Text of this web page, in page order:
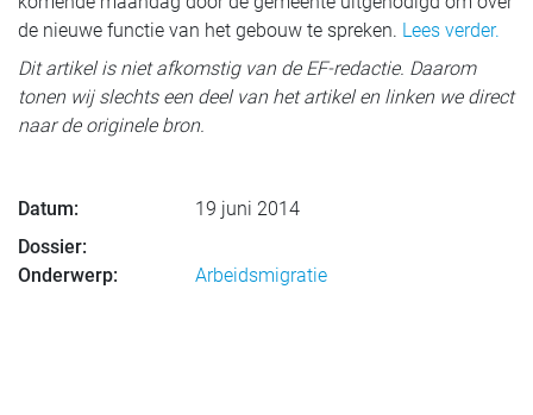
de nieuwe functie van het gebouw te spreken. Lees verder.
Dit artikel is niet afkomstig van de EF-redactie. Daarom
tonen wij slechts een deel van het artikel en linken we direct
naar de originele bron.
Datum:
19 juni 2014
Dossier:
Onderwerp:
Arbeidsmigratie